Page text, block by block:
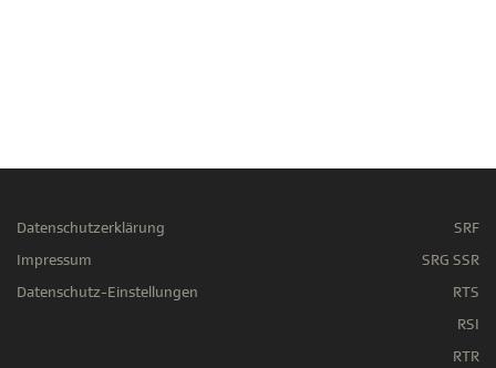
Datenschutzerklärung
Impressum
Datenschutz-Einstellungen
SRF
SRG SSR
RTS
RSI
RTR